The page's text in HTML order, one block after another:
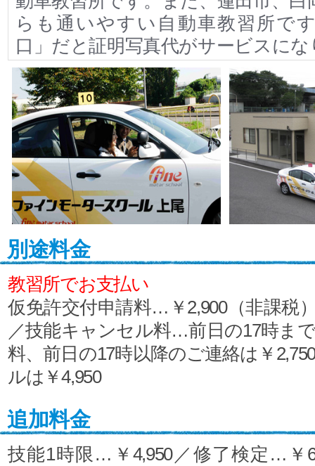
らも通いやすい自動車教習所で
口」だと証明写真代がサービスに
別途料金
教習所でお支払い
仮免許交付申請料…￥2,900（非課税
／技能キャンセル料…前日の17時ま
料、前日の17時以降のご連絡は￥
ルは￥4,950
追加料金
技能1時限…￥4,950／修了検定…￥